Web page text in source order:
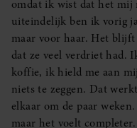
omdat ik wist dat het mij
uiteindelijk ben ik vorig
maar voor haar. Het
dat ze veel verdriet had.
koffie, ik hield me aan
niets te zeggen. Dat
elkaar om de paar
maar het voelt